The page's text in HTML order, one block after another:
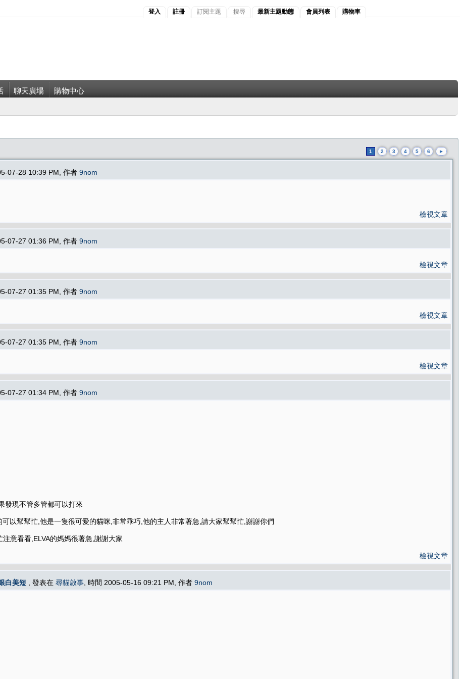
登入 註冊 訂閱主題 搜尋 最新主題動態 會員列表 購物車
聊天廣場 購物中心
1 2 3 4 5 6 ►
07-28 10:39 PM, 作者 9nom
檢視文章
07-27 01:36 PM, 作者 9nom
檢視文章
07-27 01:35 PM, 作者 9nom
檢視文章
07-27 01:35 PM, 作者 9nom
檢視文章
07-27 01:34 PM, 作者 9nom
現不管多管都可以打來
以幫幫忙,他是一隻很可愛的貓咪,非常乖巧,他的主人非常著急,請大家幫幫忙,謝謝你們
意看看,ELVA的媽媽很著急,謝謝大家
檢視文章
白美短 , 發表在 尋貓啟事 , 時間 2005-05-16 09:21 PM, 作者 9nom